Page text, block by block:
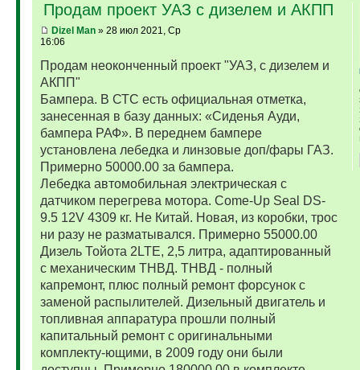
Продам проект УАЗ с дизелем и АКПП
Dizel Man» 28 июл 2021, Ср
16:06
Продам неоконченный проект "УАЗ, с дизелем и
АКПП"
Бампера. В СТС есть официальная отметка,
занесенная в базу данных: «Сиденья Ауди,
бампера РАФ». В переднем бампере
установлена лебедка и линзовые доп/фары ГАЗ.
Примерно 50000.00 за бампера.
Лебедка автомобильная электрическая с
датчиком перегрева мотора. Come-Up Seal DS-
9.5 12V 4309 кг. Не Китай. Новая, из коробки, трос
ни разу не разматывался. Примерно 55000.00
Дизель Тойота 2LTE, 2,5 литра, адаптированный
с механическим ТНВД. ТНВД - полный
капремонт, плюс полный ремонт форсунок с
заменой распылителей. Дизельный двигатель и
топливная аппаратура прошли полный
капитальный ремонт с оригинальными
комплекту-ющими, в 2009 году они были